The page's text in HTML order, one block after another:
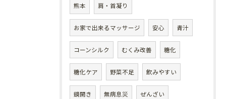
熊本 肩・首凝り
お家で出来るマッサージ 安心 青汁
コーンシルク むくみ改善 糖化
糖化ケア 野菜不足 飲みやすい
鏡開き 無病息災 ぜんざい